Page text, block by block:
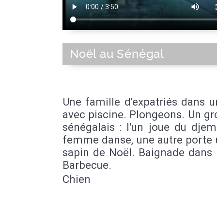
Noël au Sénégal
Une famille d'expatriés dans
avec piscine. Plongeons. Un
sénégalais : l'un joue du
femme danse, une autre porte
sapin de Noël. Baignade dans
Barbecue.
Chien